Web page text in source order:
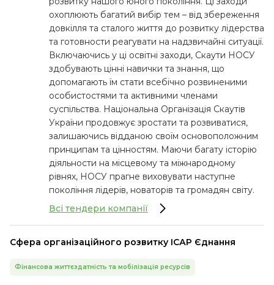
охоплюють багатий вибір тем – від збереження
довкілля та сталого життя до розвитку лідерства
та готовности реагувати на надзвичайні ситуації.
Включаючись у ці освітні заходи, Скаути НОСУ
здобувають цінні навички та знання, що
допомагають їм стати всебічно розвиненими
особистостями та активними членами
суспільства. Національна Організація Скаутів
України продовжує зростати та розвиватися,
залишаючись відданою своїм основоположним
принципам та цінностям. Маючи багату історію
діяльности на місцевому та міжнародному
рівнях, НОСУ прагне виховувати наступне
покоління лідерів, новаторів та громадян світу.
Всі тендери компанії
Сфера організаційного розвитку ІСАР Єднання
Фінансова життєздатність та мобілізація ресурсів